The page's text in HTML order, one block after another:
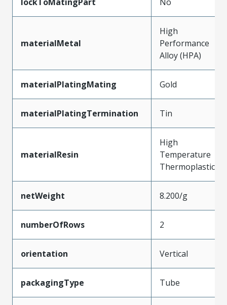
materialMetal
High
Performance
Alloy (HPA)
materialPlatingMating Gold
materialPlatingTermination Tin
materialResin
High
Temperature
Thermoplastic
netWeight 8.200/g
numberOfRows 2
orientation Vertical
packagingType Tube